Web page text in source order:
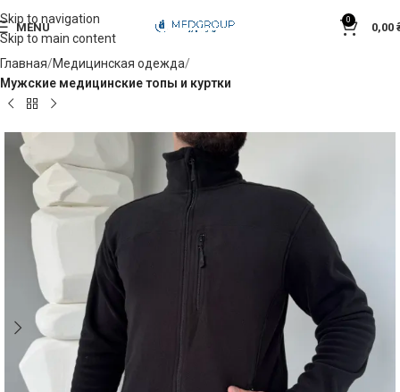
Skip to navigation
Skip to main content
MENU
0
0,00
Главная Медицинская одежда
Мужские медицинские топы и куртки